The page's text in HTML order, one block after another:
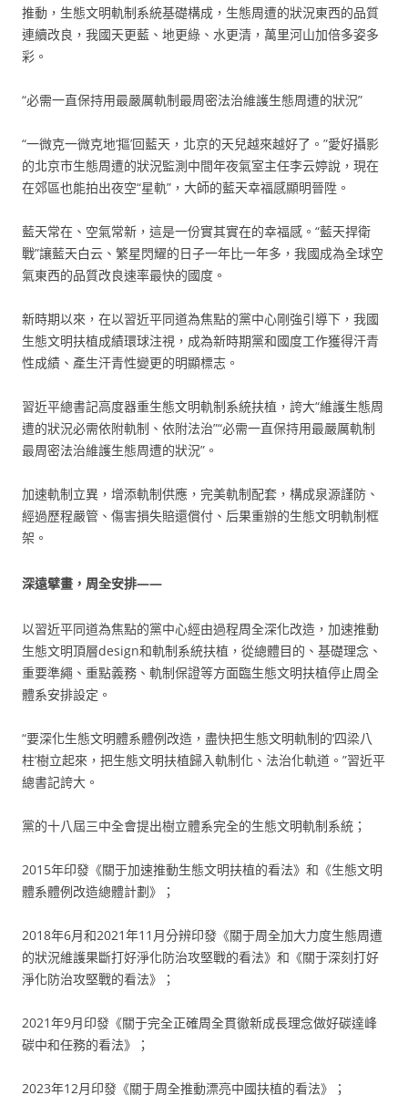
推動，生態文明軌制系統基礎構成，生態周遭的狀況東西的品質
連續改良，我國天更藍、地更綠、水更清，萬里河山加倍多姿多
彩。
“必需一直保持用最嚴厲軌制最周密法治維護生態周遭的狀況”
“一微克一微克地‘摳’回藍天，北京的天兒越來越好了。”愛好攝影
的北京市生態周遭的狀況監測中間年夜氣室主任李云婷說，現在
在郊區也能拍出夜空“星軌”，大師的藍天幸福感顯明晉陞。
藍天常在、空氣常新，這是一份實其實在的幸福感。“藍天捍衛
戰”讓藍天白云、繁星閃耀的日子一年比一年多，我國成為全球空
氣東西的品質改良速率最快的國度。
新時期以來，在以習近平同道為焦點的黨中心剛強引導下，我國
生態文明扶植成績環球注視，成為新時期黨和國度工作獲得汗青
性成績、產生汗青性變更的明顯標志。
習近平總書記高度器重生態文明軌制系統扶植，誇大“維護生態周
遭的狀況必需依附軌制、依附法治”“必需一直保持用最嚴厲軌制
最周密法治維護生態周遭的狀況”。
加速軌制立異，增添軌制供應，完美軌制配套，構成泉源謹防、
經過歷程嚴管、傷害損失賠還償付、后果重辦的生態文明軌制框
架。
深遠擘畫，周全安排——
以習近平同道為焦點的黨中心經由過程周全深化改造，加速推動
生態文明頂層design和軌制系統扶植，從總體目的、基礎理念、
重要準繩、重點義務、軌制保證等方面臨生態文明扶植停止周全
體系安排設定。
“要深化生態文明體系體例改造，盡快把生態文明軌制的‘四梁八
柱’樹立起來，把生態文明扶植歸入軌制化、法治化軌道。”習近平
總書記誇大。
黨的十八屆三中全會提出樹立體系完全的生態文明軌制系統；
2015年印發《關于加速推動生態文明扶植的看法》和《生態文明
體系體例改造總體計劃》；
2018年6月和2021年11月分辨印發《關于周全加大力度生態周遭
的狀況維護果斷打好淨化防治攻堅戰的看法》和《關于深刻打好
淨化防治攻堅戰的看法》；
2021年9月印發《關于完全正確周全貫徹新成長理念做好碳達峰
碳中和任務的看法》；
2023年12月印發《關于周全推動漂亮中國扶植的看法》；